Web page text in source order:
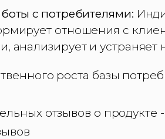
с потребителями:
отношения с
анализирует и устраняет
роста базы
отзывов о